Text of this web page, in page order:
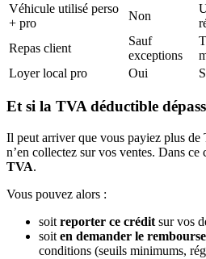
Véhicule utilisé perso
+ pro
Non
Repas client
Sauf
exceptions
Loyer local pro
Oui
Et si la TVA déductible
Il peut arriver que vous payiez plus de
n’en collectez sur vos ventes. Dans ce
TVA.
Vous pouvez alors :
soit reporter ce crédit sur vos
soit en demander le
conditions (seuils minimums,